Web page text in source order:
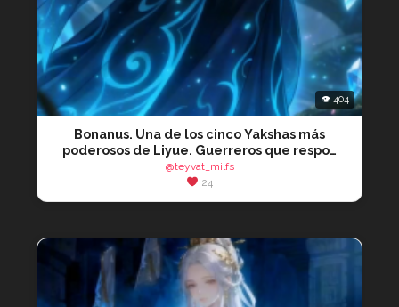
👁 404
Bonanus. Una de los cinco Yakshas más
poderosos de Liyue. Guerreros que respo…
@teyvat_milfs
24